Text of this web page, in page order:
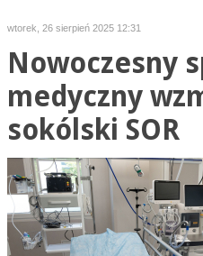
wtorek, 26 sierpień 2025 12:31
Nowoczesny
medyczny
sokólski SOR